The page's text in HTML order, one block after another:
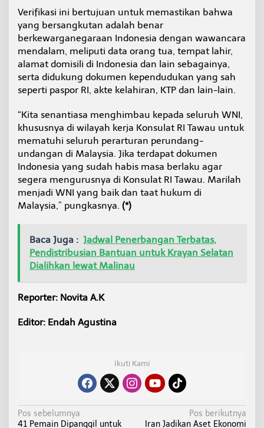
Verifikasi ini bertujuan untuk memastikan bahwa
yang bersangkutan adalah benar
berkewarganegaraan Indonesia dengan wawancara
mendalam, meliputi data orang tua, tempat lahir,
alamat domisili di Indonesia dan lain sebagainya,
serta didukung dokumen kependudukan yang sah
seperti paspor RI, akte kelahiran, KTP dan lain-lain.
“Kita senantiasa menghimbau kepada seluruh WNI,
khususnya di wilayah kerja Konsulat RI Tawau untuk
mematuhi seluruh perarturan perundang-
undangan di Malaysia. Jika terdapat dokumen
Indonesia yang sudah habis masa berlaku agar
segera mengurusnya di Konsulat RI Tawau. Marilah
menjadi WNI yang baik dan taat hukum di
Malaysia,” pungkasnya. (*)
Baca Juga : Jadwal Penerbangan Terbatas,
Pendistribusian Bantuan untuk Krayan Selatan
Dialihkan lewat Malinau
Reporter: Novita A.K
Editor: Endah Agustina
Ikuti Kami
N
Pos sebelumnya
41 Pemain Dipanggil untuk
Pos berikutnya
Iran Jadikan Aset Ekonomi